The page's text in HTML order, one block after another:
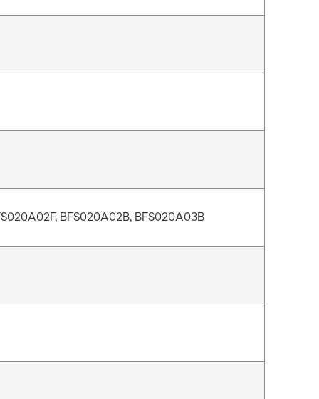
BFS020A02B, BFS020A03B